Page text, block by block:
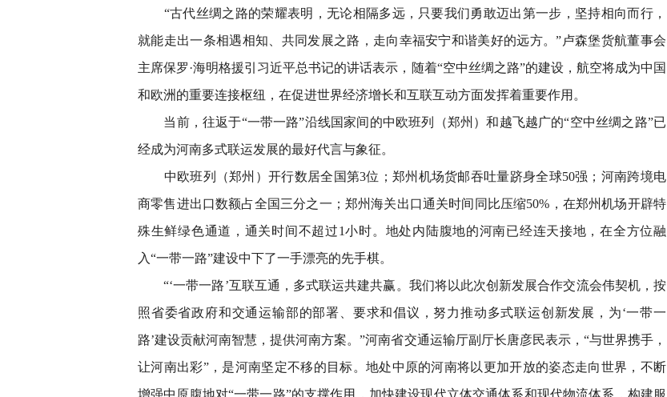
“古代丝绸之路的荣耀表明，无论相隔多远，只要我们勇敢迈出第一步，坚持相向而行，
就能走出一条相遇相知、共同发展之路，走向幸福安宁和谐美好的远方。”卢森堡货航董事会
主席保罗·海明格援引习近平总书记的讲话表示，随着“空中丝绸之路”的建设，航空将成为中国
和欧洲的重要连接枢纽，在促进世界经济增长和互联互动方面发挥着重要作用。
当前，往返于“一带一路”沿线国家间的中欧班列（郑州）和越飞越广的“空中丝绸之路”已
经成为河南多式联运发展的最好代言与象征。
中欧班列（郑州）开行数居全国第3位；郑州机场货邮吞吐量跻身全球50强；河南跨境电
商零售进出口数额占全国三分之一；郑州海关出口通关时间同比压缩50%，在郑州机场开辟特
殊生鲜绿色通道，通关时间不超过1小时。地处内陆腹地的河南已经连天接地，在全方位融
入“一带一路”建设中下了一手漂亮的先手棋。
“‘一带一路’互联互通，多式联运共建共赢。我们将以此次创新发展合作交流会伟契机，按
照省委省政府和交通运输部的部署、要求和倡议，努力推动多式联运创新发展，为‘一带一
路’建设贡献河南智慧，提供河南方案。”河南省交通运输厅副厅长唐彦民表示，“与世界携手，
让河南出彩”，是河南坚定不移的目标。地处中原的河南将以更加开放的姿态走向世界，不断